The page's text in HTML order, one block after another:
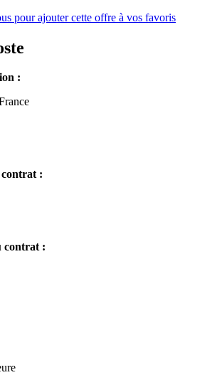
pour ajouter cette offre à vos favoris
:
:
contrat :